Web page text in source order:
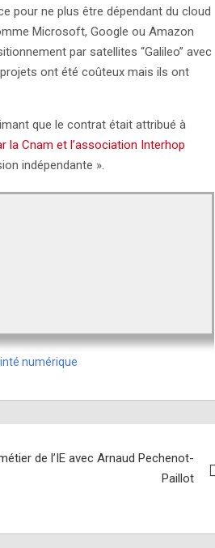
pour ne plus être dépendant du cloud
Microsoft, Google ou Amazon
par satellites “Galileo” avec
ont été coûteux mais ils ont
que le contrat était attribué à
la Cnam et l’association Interhop
indépendante ».
numérique
de l’IE avec Arnaud Pechenot-
Paillot